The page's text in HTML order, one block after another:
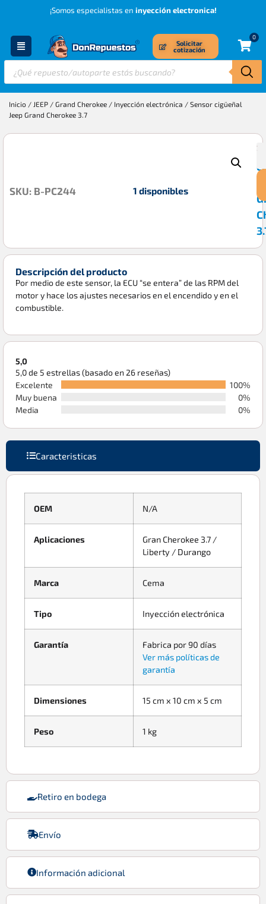
¡Somos especialistas en inyección electronica!
Solicitar
cotización
0
Inicio / JEEP / Grand Cherokee / Inyección electrónica / Sensor cigüeñal
Jeep Grand Cherokee 3.7
SKU: B-PC244 1 disponibles
Descripción del producto
Por medio de este sensor, la ECU “se entera” de las RPM del
motor y hace los ajustes necesarios en el encendido y en el
combustible.
5,0
5,0 de 5 estrellas (basado en 26 reseñas)
Excelente
100%
Muy buena
0%
Media
0%
Caracteristicas
Retiro en bodega
Envío
Información adicional
OEM N/A
Aplicaciones
Gran Cherokee 3.7 /
Liberty / Durango
Marca Cema
Tipo Inyección electrónica
Garantía
Fabrica por 90 días
Ver más políticas de
garantía
Dimensiones 15 cm x 10 cm x 5 cm
Peso 1 kg